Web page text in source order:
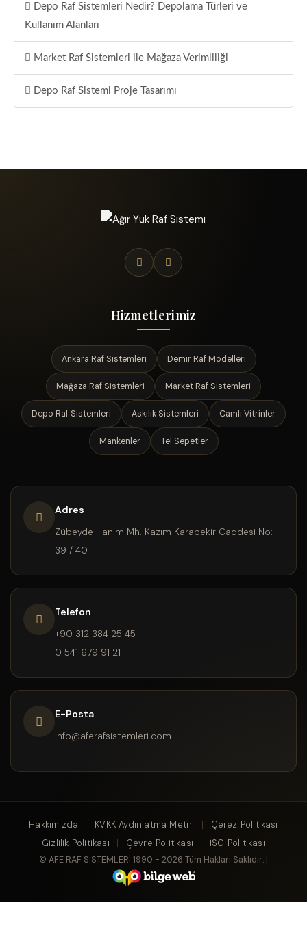
Depo Raf Sistemleri Nedir? Depolama Türleri ve
Kullanım Alanları
Market Raf Sistemleri ile Mağaza Verimliliği
Depo Raf Sistemi Proje Tasarımı
Hizmetlerimiz
Ankara Raf Sistemleri Demir Raf Modelleri
Mağaza Raf Sistemleri Market Raf Sistemleri
Depo Raf Sistemleri Askılık Sistemleri Camlı Vitrinler
Mankenler Tel Sepetler
Adres
Zübeyde Hanım Mh. Kazım Karabekir Caddesi No:
39 / 40
Telefon
+90 312 384 25 45
0 541 679 91 21
E-Posta
info@aferafsistemleri.com
Hakkımızda KVKK Aydınlatma Metni
Çerez Politikası
Gizlilik Politikası
Çevre Politikası İSG Politikası
© AFE RAF SİSTEMLERİ 1990 - 2026 Tüm Hakları Saklıdır. |